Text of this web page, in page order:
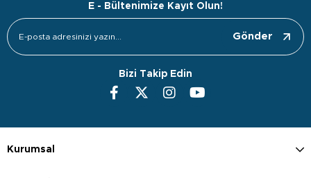
E - Bültenimize Kayıt Olun!
Gönder
Bizi Takip Edin
Kurumsal